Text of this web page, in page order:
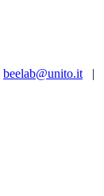
beelab@unito.it |